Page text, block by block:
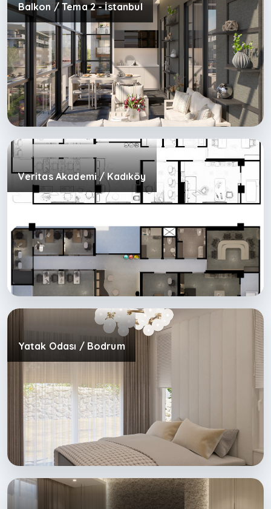
Balkon / Tema 2 - İstanbul
Veritas Akademi / Kadıköy
Yatak Odası / Bodrum